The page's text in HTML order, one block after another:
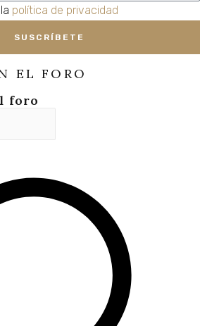
política de privacidad
SUSCRÍBETE
EL FORO
foro